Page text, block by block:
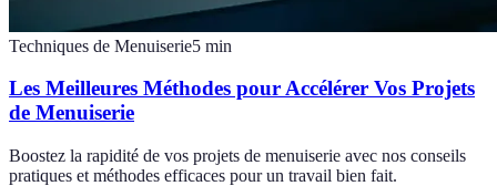
Techniques de Menuiserie5 min
Les Meilleures Méthodes pour Accélérer Vos Projets
de Menuiserie
Boostez la rapidité de vos projets de menuiserie avec nos conseils
pratiques et méthodes efficaces pour un travail bien fait.